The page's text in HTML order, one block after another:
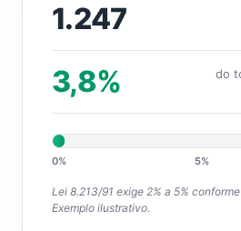
1.247
3,8%
do
0% 5%
Lei 8.213/91 exige 2% a 5%
Exemplo ilustrativo.